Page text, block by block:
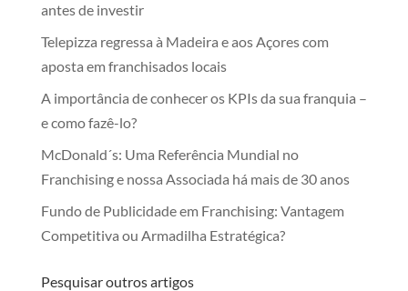
antes de investir
Telepizza regressa à Madeira e aos Açores com
aposta em franchisados locais
A importância de conhecer os KPIs da sua franquia –
e como fazê-lo?
McDonald´s: Uma Referência Mundial no
Franchising e nossa Associada há mais de 30 anos
Fundo de Publicidade em Franchising: Vantagem
Competitiva ou Armadilha Estratégica?
Pesquisar outros artigos